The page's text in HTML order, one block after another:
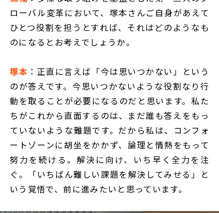
ローバル変革において、塚本さんご自身があえて
ひとつ役割を担うとすれば、それはどのようなも
のになるとお考えでしょうか。
塚本 ：正直に言えば「今は思いつかない」という
のが答えです。今思いつかないような役割なり行
動を取ることが必要になるのだと思います。私た
ちがこれから直面するのは、まだ誰も答えをもっ
ていないような難題です。だから私は、コンフォ
ートゾーンに胡坐をかかず、論理と情熱をもって
努力を続ける。解決に向け、いち早く全力を注
ぐ。「いちばん難しい課題を解決してみせる」と
いう覚悟で、前に進みたいと思っています。